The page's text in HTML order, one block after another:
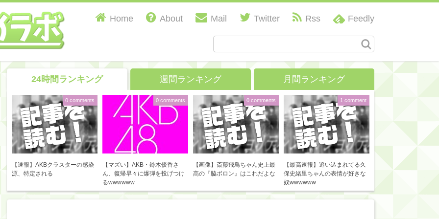
Home About Mail Twitter Rss Feedly
24時間ランキング 週間ランキング 月間ランキング
【速報】AKBクラスターの感染
源、特定される
0 comments
【マズい】AKB・鈴木優香さ
ん、復帰早々に爆弾を投げつけ
るwwwwww
0 comments
【画像】斎藤飛鳥ちゃん史上最
高の『脇ボロン』はこれだよな
0 comments
【最高速報】追い込まれてる久
保史緒里ちゃんの表情が好きな
奴wwwwww
1 comment